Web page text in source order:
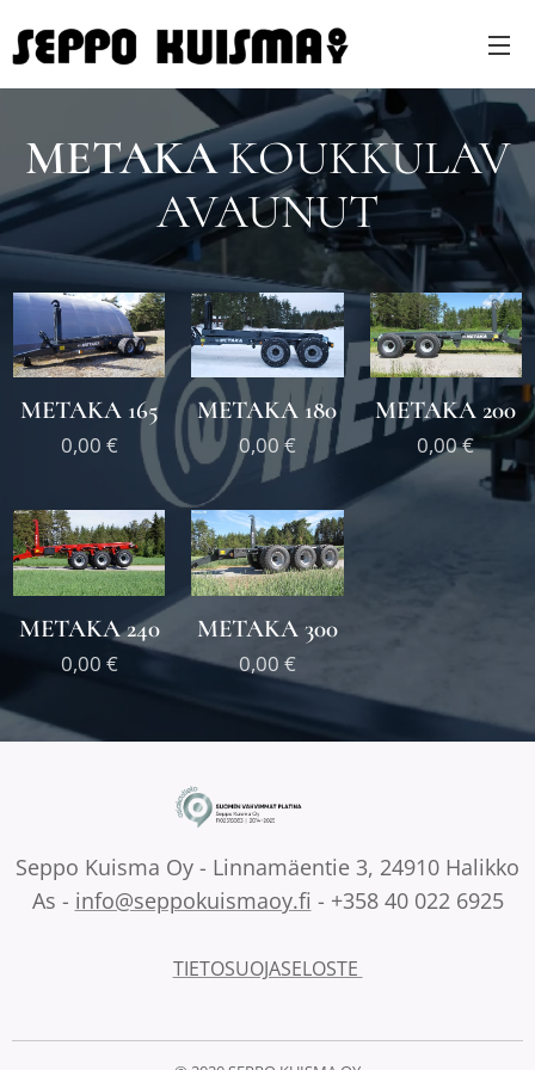
METAKAKOUKKULAV
AVAUNUT
METAKA 165
0,00 €
METAKA 180
0,00€
METAKA 200
0,00€
METAKA 240
0,00 €
METAKA 300
0,00 €
Seppo Kuisma Oy - Linnamäentie 3, 24910 Halikko
As - info@seppokuismaoy.fi - +358 40 022 6925
TIETOSUOJASELOSTE